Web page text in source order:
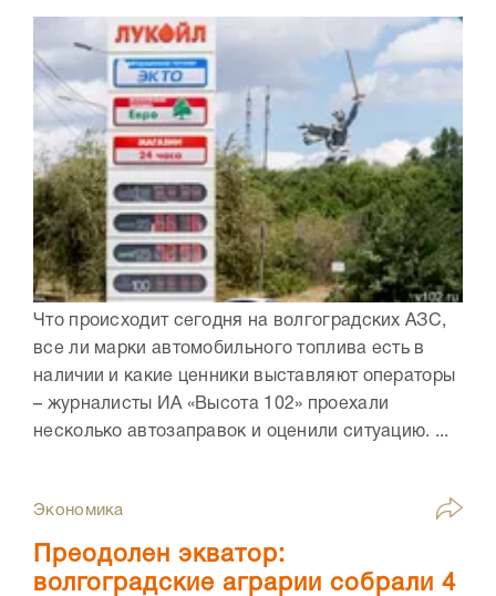
Что происходит сегодня на волгоградских АЗС,
все ли марки автомобильного топлива есть в
наличии и какие ценники выставляют операторы
– журналисты ИА «Высота 102» проехали
несколько автозаправок и оценили ситуацию. ...
Экономика
Преодолен экватор:
волгоградские аграрии собрали 4